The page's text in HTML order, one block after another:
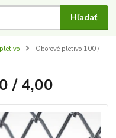
Hľadať
Oborové pletivo 100 /
/ 4,00